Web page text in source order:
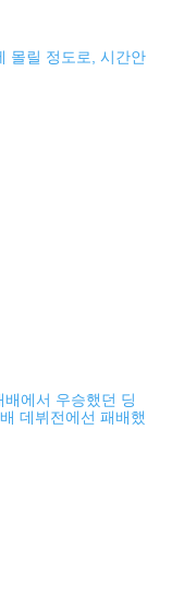
몰릴 정도로, 시간안
에서 우승했던 딩
데뷔전에선 패배했